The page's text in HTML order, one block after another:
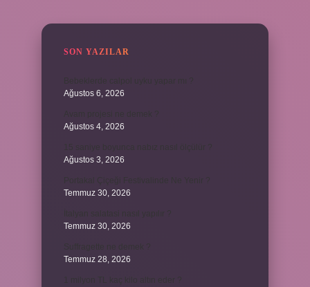
SON YAZILAR
Ağustos 6, 2026
Ağustos 4, 2026
Ağustos 3, 2026
Temmuz 30, 2026
Temmuz 30, 2026
Temmuz 28, 2026